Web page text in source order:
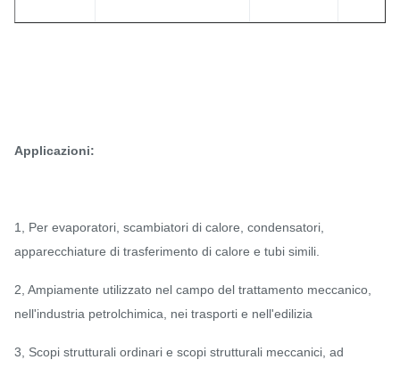
Applicazioni:
1, Per evaporatori, scambiatori di calore, condensatori,
apparecchiature di trasferimento di calore e tubi simili.
2, Ampiamente utilizzato nel campo del trattamento meccanico,
nell'industria petrolchimica, nei trasporti e nell'edilizia
3, Scopi strutturali ordinari e scopi strutturali meccanici, ad